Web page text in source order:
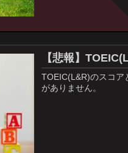
【悲報】
TOEIC(L&R)のスコア
がありません。